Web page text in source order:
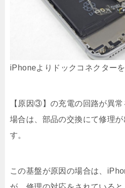
iPhoneよりドックコネクター
【原因③】の充電の回路が異
場合は、部品の交換にて修理
す。
この基盤が原因の場合は、